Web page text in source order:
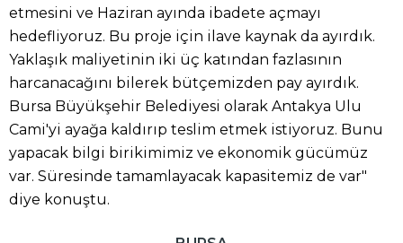
etmesini ve Haziran ayında ibadete açmayı
hedefliyoruz. Bu proje için ilave kaynak da ayırdık.
Yaklaşık maliyetinin iki üç katından fazlasının
harcanacağını bilerek bütçemizden pay ayırdık.
Bursa Büyükşehir Belediyesi olarak Antakya Ulu
Cami'yi ayağa kaldırıp teslim etmek istiyoruz. Bunu
yapacak bilgi birikimimiz ve ekonomik gücümüz
var. Süresinde tamamlayacak kapasitemiz de var"
diye konuştu.